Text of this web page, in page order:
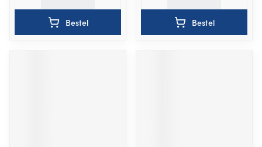
Bestel Bestel